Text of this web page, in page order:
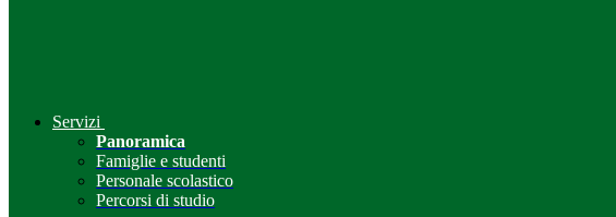
Servizi
Panoramica
Famiglie e studenti
Personale scolastico
Percorsi di studio